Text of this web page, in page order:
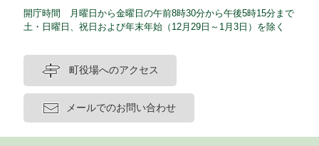
開庁時間 月曜日から金曜日の午前8時30分から午後5時15分まで
土・日曜日、祝日および年末年始（12月29日～1月3日）を除く
町役場へのアクセス
メールでのお問い合わせ